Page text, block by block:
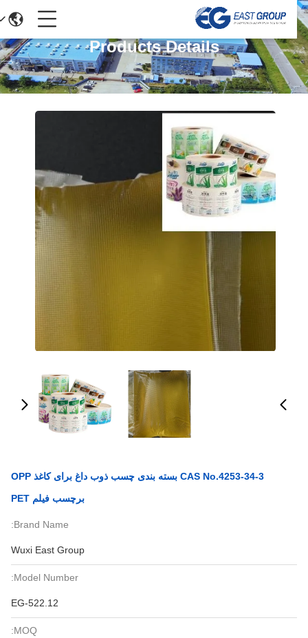
Products Details
CAS No.4253-34-3 بسته بندی چسب ذوب داغ برای کاغذ OPP
برچسب فیلم PET
Brand Name:
Wuxi East Group
Model Number:
EG-522.12
MOQ: